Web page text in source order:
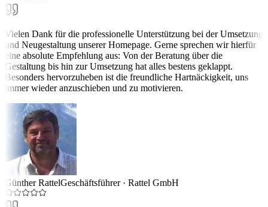
Vielen Dank für die professionelle Unterstützung bei der Umsetzung
und Neugestaltung unserer Homepage. Gerne sprechen wir hierfür
eine absolute Empfehlung aus: Von der Beratung über die
Gestaltung bis hin zur Umsetzung hat alles bestens geklappt.
Besonders hervorzuheben ist die freundliche Hartnäckigkeit, uns
immer wieder anzuschieben und zu motivieren.
Günther RattelGeschäftsführer· Rattel GmbH